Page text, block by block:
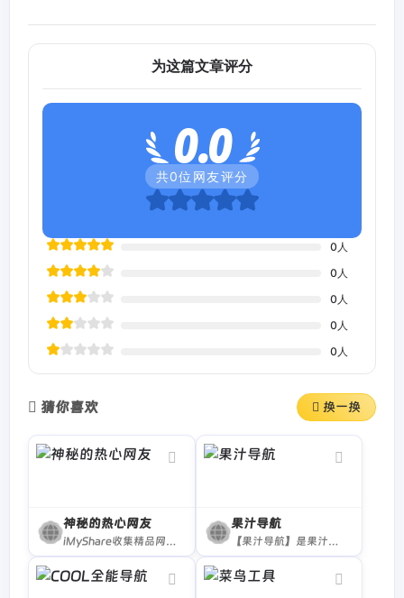
为这篇文章评分
0.0
共0位网友评分
0 人
0 人
0 人
0 人
0 人
猜你喜欢 换一换
神秘的热心网友
iMyShare收集精品网络免费资源，包括资源网站、BT种子磁力搜索、网盘搜索、免费视频、免费音乐、免费电子书、实用软件、在线工具、有趣的网站、办公素材、免费漫画网站、免费动漫和各类资源，欢迎前来探索。
果汁导航
【果汁导航】是果汁简约网络科技旗下的优质资源导航平台，涵盖了日常生活、娱乐、科技、知识、实用工具、考研、找工作等各个领域的优质站点。